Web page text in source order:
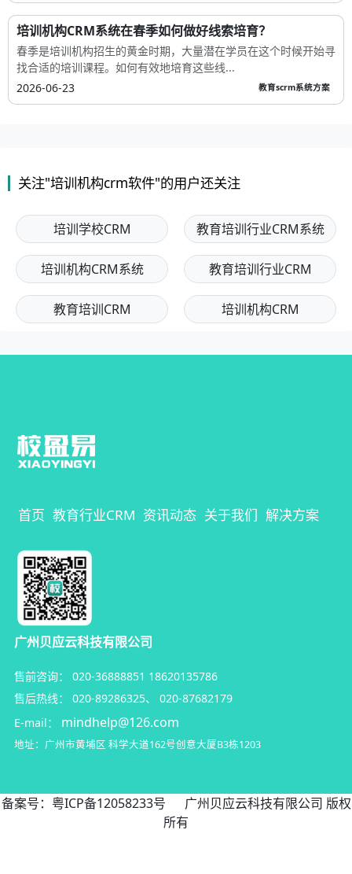
培训机构CRM系统在春季如何做好线索培育？
春季是培训机构招生的黄金时期，大量潜在学员在这个时候开始寻
找合适的培训课程。如何有效地培育这些线...
2026-06-23
教育scrm系统方案
关注"培训机构crm软件"的用户还关注
培训学校CRM 教育培训行业CRM系统
培训机构CRM系统 教育培训行业CRM
教育培训CRM 培训机构CRM
首页 教育行业CRM 资讯动态 关于我们 解决方案
广州贝应云科技有限公司
售前咨询： 020-36888851 18620135786
售后热线：
020-89286325、 020-87682179
E-mail：
mindhelp@126.com
地址：广州市黄埔区 科学大道162号创意大厦B3栋1203
备案号： 粤ICP备12058233号 广州贝应云科技有限公司 版权
所有